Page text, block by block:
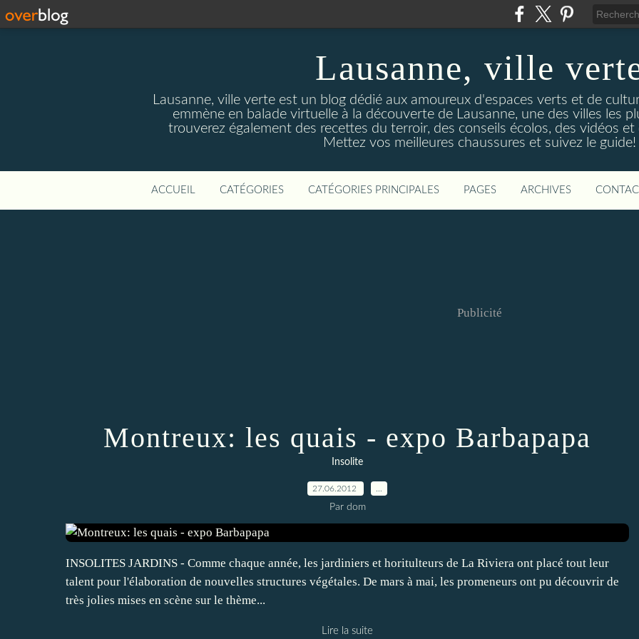
Lausanne, ville
Lausanne, ville verte est un blog dédié aux amoureux d'espaces verts et de
emmène en balade virtuelle à la découverte de Lausanne, une des villes les
trouverez également des recettes du terroir, des conseils écolos, des vidéos
Mettez vos meilleures chaussures et suivez le guide!
ACCUEIL CATÉGORIES CATÉGORIES PRINCIPALES PAGES ARCHIVES
Publicité
Montreux: les quais - expo Barbapapa
Insolite
27.06.2012
Par dom
INSOLITES JARDINS - Comme chaque année, les jardiniers et horitulteurs de La Riviera ont placé tout leur
talent pour l'élaboration de nouvelles structures végétales. De mars à mai, les promeneurs ont pu découvrir de
très jolies mises en scène sur le thème...
Lire la suite